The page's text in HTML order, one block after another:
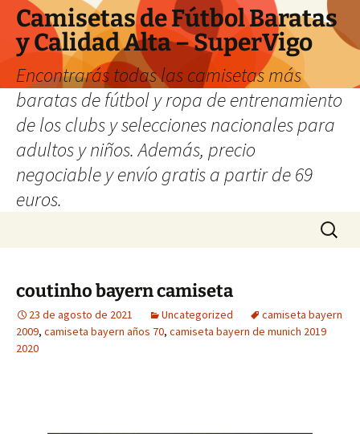
Camisetas de Fútbol Baratas
y Calidad Alta – SuperVigo
Encontrarás todas las camisetas más
baratas de fútbol y ropa de entrenamiento
de los clubs y selecciones nacionales para
adultos y niños. Además, precio
negociable y envío gratis a partir de 69
euros.
Buscar:
coutinho bayern camiseta
23 de agosto de 2021 Uncategorized
camiseta bayern
2009, camiseta bayern años 70, camiseta bayern de munich 2019
2020